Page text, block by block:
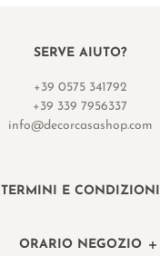
SERVE AIUTO?
+39 0575 341792
+39 339 7956337
info@decorcasashop.com
TERMINI E CONDIZIONI
ORARIO NEGOZIO